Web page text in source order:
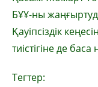
БҰҰ-ны
Қауіпсіздік
тиістігіне де
Тегтер: